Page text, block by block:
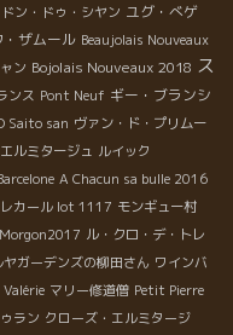
ン・ドゥ・シヤン ユグ・べゲ
ザムール Beaujolais Nouveaux
ン Bojolais Nouveaux 2018 ス
ンス Pont Neuf ギー・ブランシ
Saito san ヴァン・ド・プリムー
エルミタージュ ルイック
A Chacun sa bulle 2016
レカール lot 1117 モンギュー村
Morgon2017 ル・クロ・デ・トレ
ヤガーデンズの柳田さん ワインバ
Valérie マリー修道僧 Petit Pierre
ラン クローズ・エルミタージ